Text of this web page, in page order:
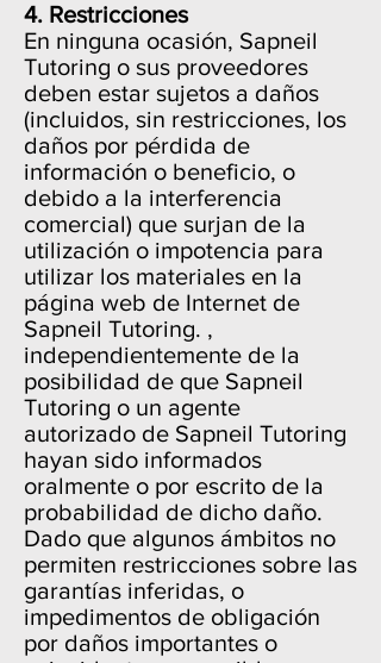
4. Restricciones
En ninguna ocasión, Sapneil
Tutoring o sus proveedores
deben estar sujetos a daños
(incluidos, sin restricciones, los
daños por pérdida de
información o beneficio, o
debido a la interferencia
comercial) que surjan de la
utilización o impotencia para
utilizar los materiales en la
página web de Internet de
Sapneil Tutoring. ,
independientemente de la
posibilidad de que Sapneil
Tutoring o un agente
autorizado de Sapneil Tutoring
hayan sido informados
oralmente o por escrito de la
probabilidad de dicho daño.
Dado que algunos ámbitos no
permiten restricciones sobre las
garantías inferidas, o
impedimentos de obligación
por daños importantes o